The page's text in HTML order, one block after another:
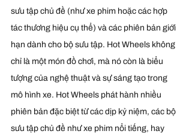
sưu tập chủ đề (như xe phim hoặc các hợp
tác thương hiệu cụ thể) và các phiên bản giới
hạn dành cho bộ sưu tập. Hot Wheels không
chỉ là một món đồ chơi, mà nó còn là biểu
tượng của nghệ thuật và sự sáng tạo trong
mô hình xe. Hot Wheels phát hành nhiều
phiên bản đặc biệt từ các dịp kỷ niệm, các bộ
sưu tập chủ đề như xe phim nổi tiếng, hay